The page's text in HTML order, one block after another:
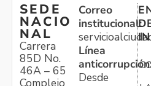
SEDE
NACIO
NAL
Carrera
85D No.
46A – 65
Correo
institucional:
Línea
Desde